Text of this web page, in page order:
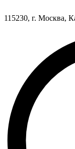
115230, г. Москва,